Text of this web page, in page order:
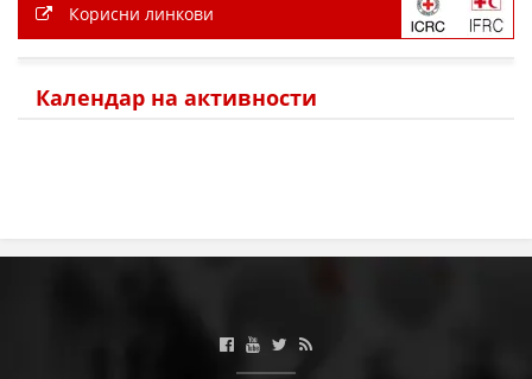
Корисни линкови
Календар на активности